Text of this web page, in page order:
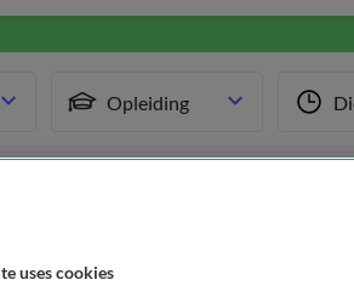
Opleiding
uses cookies